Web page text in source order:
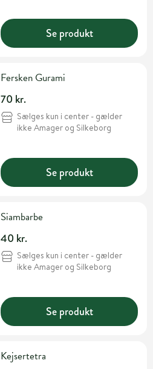
Se produkt
Fersken Gurami
70 kr.
Sælges kun i center - gælder
ikke Amager og Silkeborg
Se produkt
Siambarbe
40 kr.
Sælges kun i center - gælder
ikke Amager og Silkeborg
Se produkt
Kejsertetra